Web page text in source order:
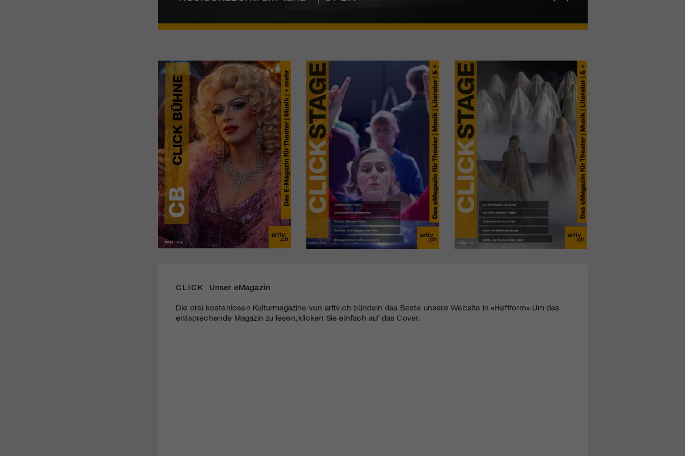
CLICK Unser eMagazin
Die drei kostenlosen Kulturmagazine von arttv.ch bündeln das Beste unsere Website in «Heftform». Um das
entsprechende Magazin zu lesen, klicken Sie einfach auf das Cover.